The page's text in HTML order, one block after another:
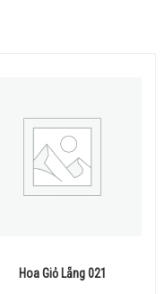
Hoa Giỏ Lẵng 021